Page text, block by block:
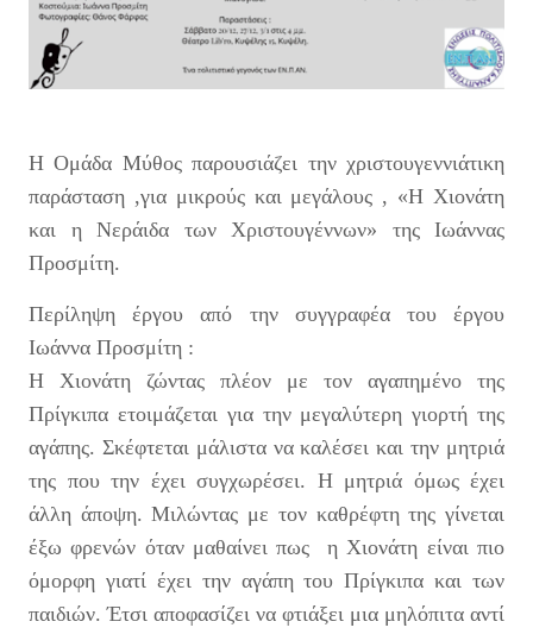
Η Ομάδα Μύθος παρουσιάζει την χριστουγεννιάτικη
παράσταση ,για μικρούς και μεγάλους , «Η Χιονάτη
και η Νεράιδα των Χριστουγέννων» της Ιωάννας
Προσμίτη.
Περίληψη έργου από την συγγραφέα του έργου
Ιωάννα Προσμίτη :
Η Χιονάτη ζώντας πλέον με τον αγαπημένο της
Πρίγκιπα ετοιμάζεται για την μεγαλύτερη γιορτή της
αγάπης. Σκέφτεται μάλιστα να καλέσει και την μητριά
της που την έχει συγχωρέσει. Η μητριά όμως έχει
άλλη άποψη. Μιλώντας με τον καθρέφτη της γίνεται
έξω φρενών όταν μαθαίνει πως η Χιονάτη είναι πιο
όμορφη γιατί έχει την αγάπη του Πρίγκιπα και των
παιδιών. Έτσι αποφασίζει να φτιάξει μια μηλόπιτα αντί